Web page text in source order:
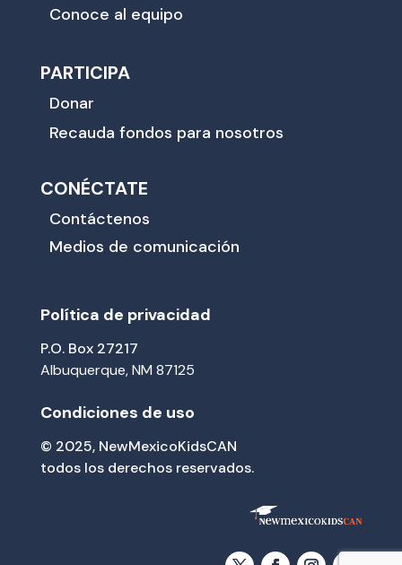
Conoce al equipo
PARTICIPA
Donar
Recauda fondos para nosotros
CONÉCTATE
Contáctenos
Medios de comunicación
Política de privacidad
P.O. Box 27217
Albuquerque, NM 87125
Condiciones de uso
© 2025, NewMexicoKidsCAN
todos los derechos reservados.